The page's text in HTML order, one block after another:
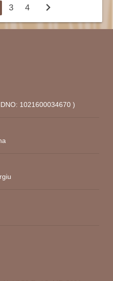
3 4 chevron_right
1021600034670 )